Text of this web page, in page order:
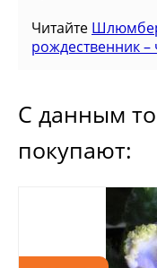
Читайте
рождественник –
С данным
покупают: